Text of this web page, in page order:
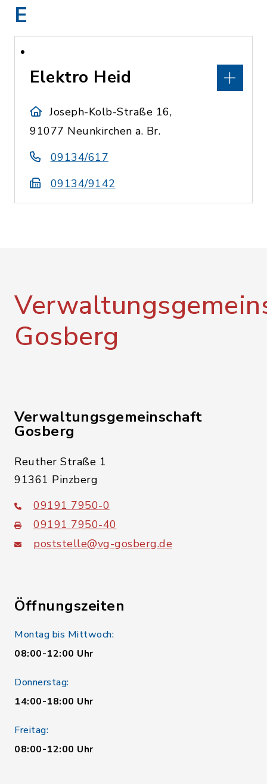
E
Elektro Heid
Joseph-Kolb-Straße 16,
91077 Neunkirchen a. Br.
09134/617
09134/9142
Gosberg
Verwaltungsgemeinschaft
Gosberg
Reuther Straße 1
91361 Pinzberg
09191 7950-0
09191 7950-40
poststelle@vg-gosberg.de
Öffnungszeiten
Montag bis Mittwoch:
08:00-12:00 Uhr
Donnerstag:
14:00-18:00 Uhr
Freitag:
08:00-12:00 Uhr